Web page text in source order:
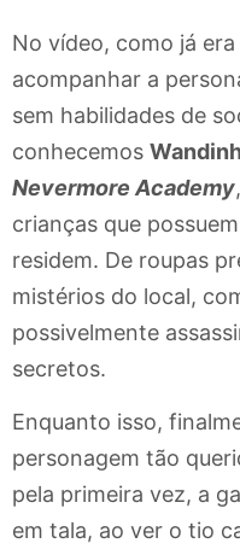
No vídeo, como já
acompanhar a
sem habilidades de
conhecemos
Nevermore Academy
crianças que
residem. De roupas
mistérios do local,
possivelmente
secretos.
Enquanto isso,
personagem tão
pela primeira vez, a
em tala, ao ver o tio